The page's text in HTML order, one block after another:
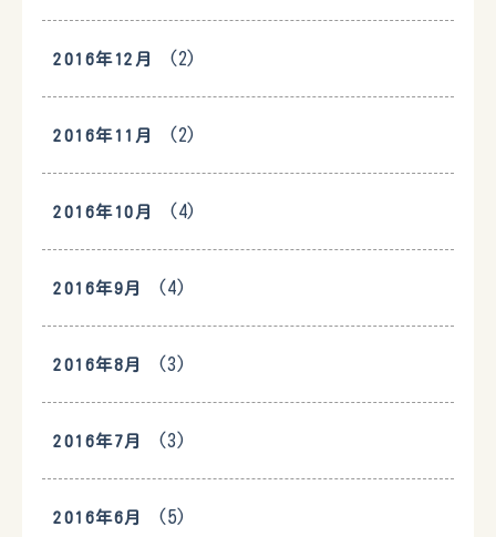
2016年12月 (2)
2016年11月 (2)
2016年10月 (4)
2016年9月 (4)
2016年8月 (3)
2016年7月 (3)
2016年6月 (5)